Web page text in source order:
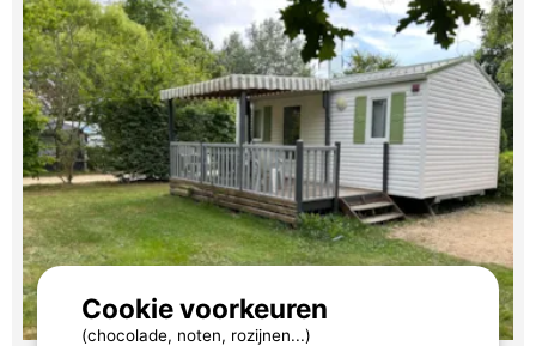
Cookie voorkeuren
(chocolade, noten, rozijnen...)